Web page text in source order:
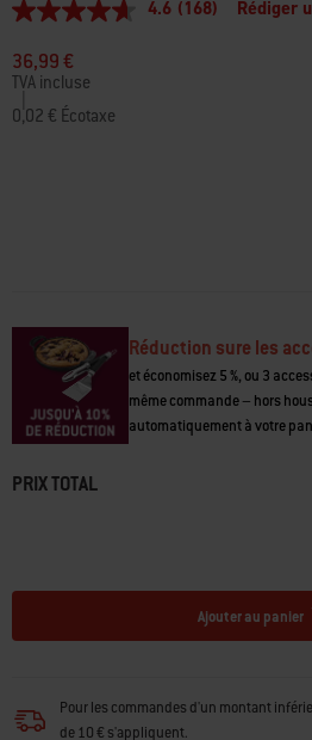
4.6
sur
5,
valeur
de
page.
4.6 (168) Rédiger
36,99 €
TVA incluse
0,02 € Écotaxe
Réduction sure les
et économisez 5 %, ou 3
même commande – hors
automatiquement à votre
PRIX TOTAL
Ajouter au panier
Pour les commandes d'un montant
de 10 € s'appliquent.